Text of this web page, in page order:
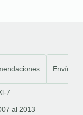
Envíos
7
al 2013